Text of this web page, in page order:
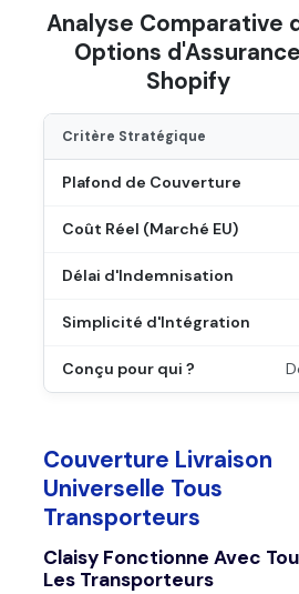
Analyse Comparative
Options d'Assurance
Shopify
Critère Stratégique
Plafond de Couverture
Coût Réel (Marché EU)
Délai d'Indemnisation
Simplicité d'Intégration
Conçu pour qui ?
Couverture Livraison
Universelle Tous
Transporteurs
Claisy Fonctionne Avec
Les Transporteurs